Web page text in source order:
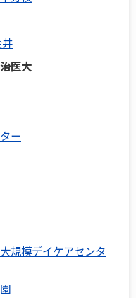
医大
ー
規模デイケアセンタ